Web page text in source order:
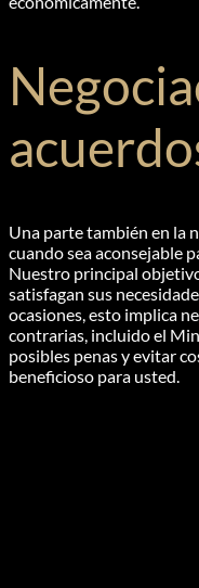
Una parte también en la
cuando sea aconsejable
Nuestro principal
satisfagan sus
ocasiones, esto implica
contrarias, incluido el
posibles penas y evitar
beneficioso para usted.